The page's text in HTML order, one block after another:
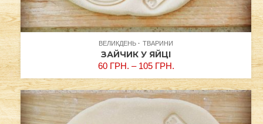
ВЕЛИКДЕНЬ ТВАРИНИ
ЗАЙЧИК У ЯЙЦІ
60 ГРН. – 105 ГРН.